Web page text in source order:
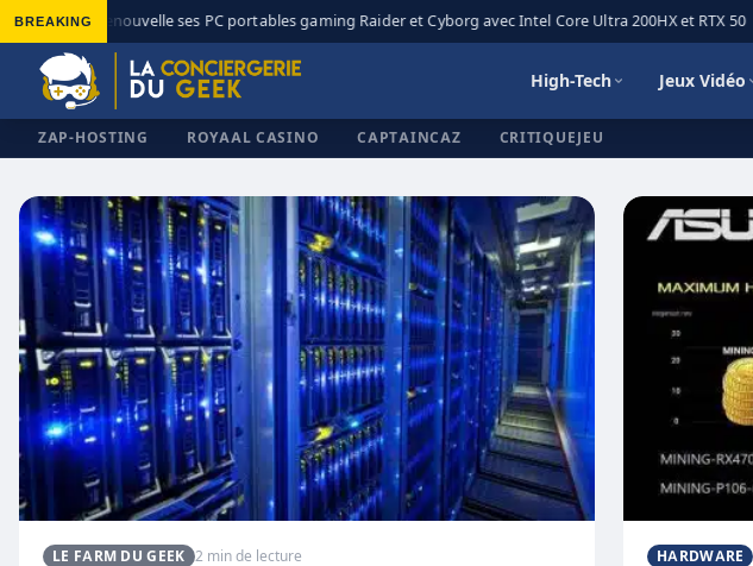
BREAKING
◆ MSI renouvelle ses PC portables gaming Raider et Cyborg avec Intel Core Ultra 200HX et RTX 50
High-Tech Jeux Vidéo
ZAP-HOSTING ROYAAL CASINO CAPTAINCAZ CRITIQUEJEU
✕
LE FARM DU GEEK 2 min de lecture HARDWARE